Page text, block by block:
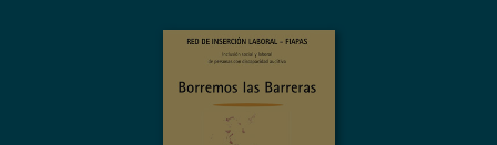
Inclusión social y
laboral de personas
con discapacidad
auditiva. Borremos
las Barreras